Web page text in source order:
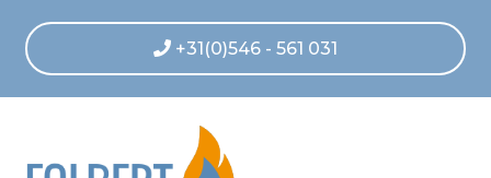
+31(0)546 - 561 031